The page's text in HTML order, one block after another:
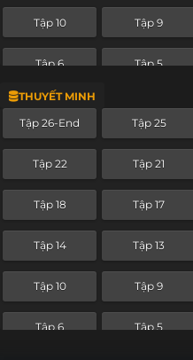
Tập 10 Tập 9
Tập 6 Tập 5
Tập 2
THUYẾT MINH
Tập 26-End Tập 25
Tập 22 Tập 21
Tập 18 Tập 17
Tập 14 Tập 13
Tập 10 Tập 9
Tập 6 Tập 5